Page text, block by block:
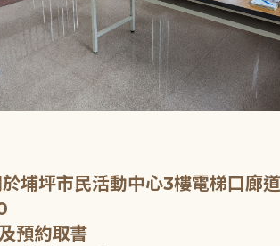
埔坪市民活動中心3樓電梯口廊
預約取書